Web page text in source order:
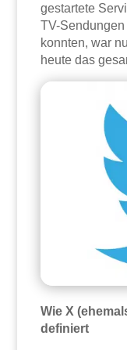
gestartete
TV-
konnten, war
heute das
Wie X
definiert